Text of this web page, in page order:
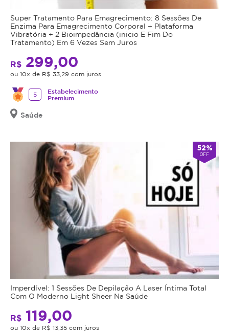
oferecendo
o
procedimento,
fazer
uma
avaliação
e
esclarecer
dos
riscos
saúde
procedimento.
Caso
indicação,
adquirido
será
em
crédito
transformação
completa
da
pele
desde
as
sessões.
Como
Shine
Face?
protocolo
microagulhamento
a
penetração
de
ativos
Super Tratamento Para Emagrecimento: 8 Sessões De
Enzima Para Emagrecimento Corporal + Plataforma
Vibratória + 2 Bioimpedância (inicio E Fim Do
Tratamento) Em 6 Vezes Sem Juros
R$ 299,00
ou 10x de R$ 33,29 com juros
5
Estabelecimento
Premium
Saúde
52%
OFF
Imperdível: 1 Sessões De Depilação A Laser Íntima Total
Com O Moderno Light Sheer Na Saúde
R$ 119,00
ou 10x de R$ 13,35 com juros